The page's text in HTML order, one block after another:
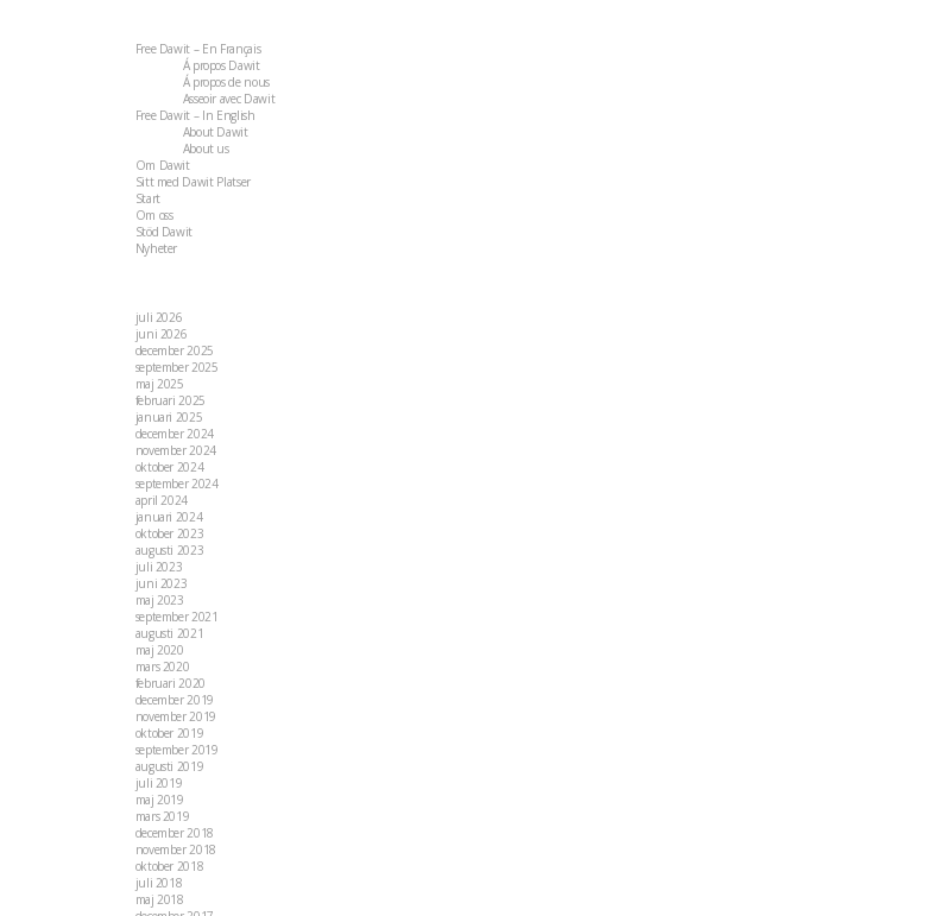
Free Dawit – En Français
Á propos Dawit
Á propos de nous
Asseoir avec Dawit
Free Dawit – In English
About Dawit
About us
Om Dawit
Sitt med Dawit Platser
Start
Om oss
Stöd Dawit
Nyheter
juli 2026
juni 2026
december 2025
september 2025
maj 2025
februari 2025
januari 2025
december 2024
november 2024
oktober 2024
september 2024
april 2024
januari 2024
oktober 2023
augusti 2023
juli 2023
juni 2023
maj 2023
september 2021
augusti 2021
maj 2020
mars 2020
februari 2020
december 2019
november 2019
oktober 2019
september 2019
augusti 2019
juli 2019
maj 2019
mars 2019
december 2018
november 2018
oktober 2018
juli 2018
maj 2018